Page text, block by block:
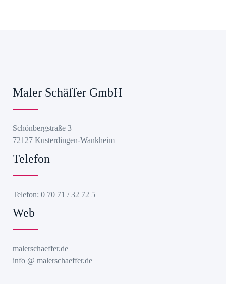
Maler Schäffer GmbH
Schönbergstraße 3
72127 Kusterdingen-Wankheim
Telefon
Telefon: 0 70 71 / 32 72 5
Web
malerschaeffer.de
info @ malerschaeffer.de